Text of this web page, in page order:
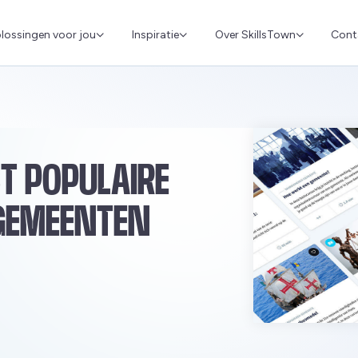
voor jou Inspiratie Over SkillsTown
POPULAIRE